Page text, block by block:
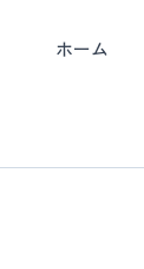
ホーム